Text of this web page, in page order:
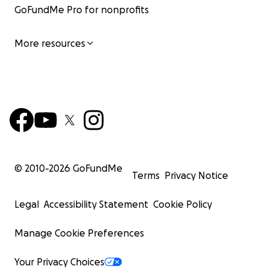
Obrigado a todos que estão lado a lado connosco
#TogetherWeShallRise
GoFundMe Pro for nonprofits
More resources
© 2010-2026 GoFundMe
Terms Privacy Notice
Legal Accessibility Statement Cookie Policy
Manage Cookie Preferences
Your Privacy Choices